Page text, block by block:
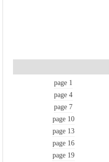
page 1
page 4
page 7
page 10
page 13
page 16
page 19